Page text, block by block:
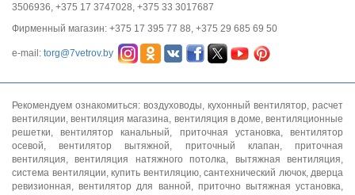
3506936, +375 17 3747028, +375 33 3017687
Фирменный магазин: +375 17 395 77 88, +375 29 685 69 50
e-mail: torg@7vetrov.by
Рекомендуем ознакомиться: воздуховоды, кухонный вентилятор, расчет
вентиляции,вентиляция магазина, вентиляция в доме,вентиляционные
решетки,вентилятор канальный, приточная установка,вентилятор
осевой,вентилятор вытяжной, приточный клапан,приточная
вентиляция,вентиляция натяжного потолка, вытяжная вентиляция,
система вентиляции, купить вентиляцию, сантехнический лючок, дверца
ревизионная,вентилятор для ванной, приточно вытяжная установка,